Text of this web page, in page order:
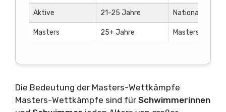
Aktive 21-25 Jahre Nationale und
Masters 25+ Jahre
Die Bedeutung der Masters-Wettkämpfe
Masters-Wettkämpfe sind für Schwimmerinnen